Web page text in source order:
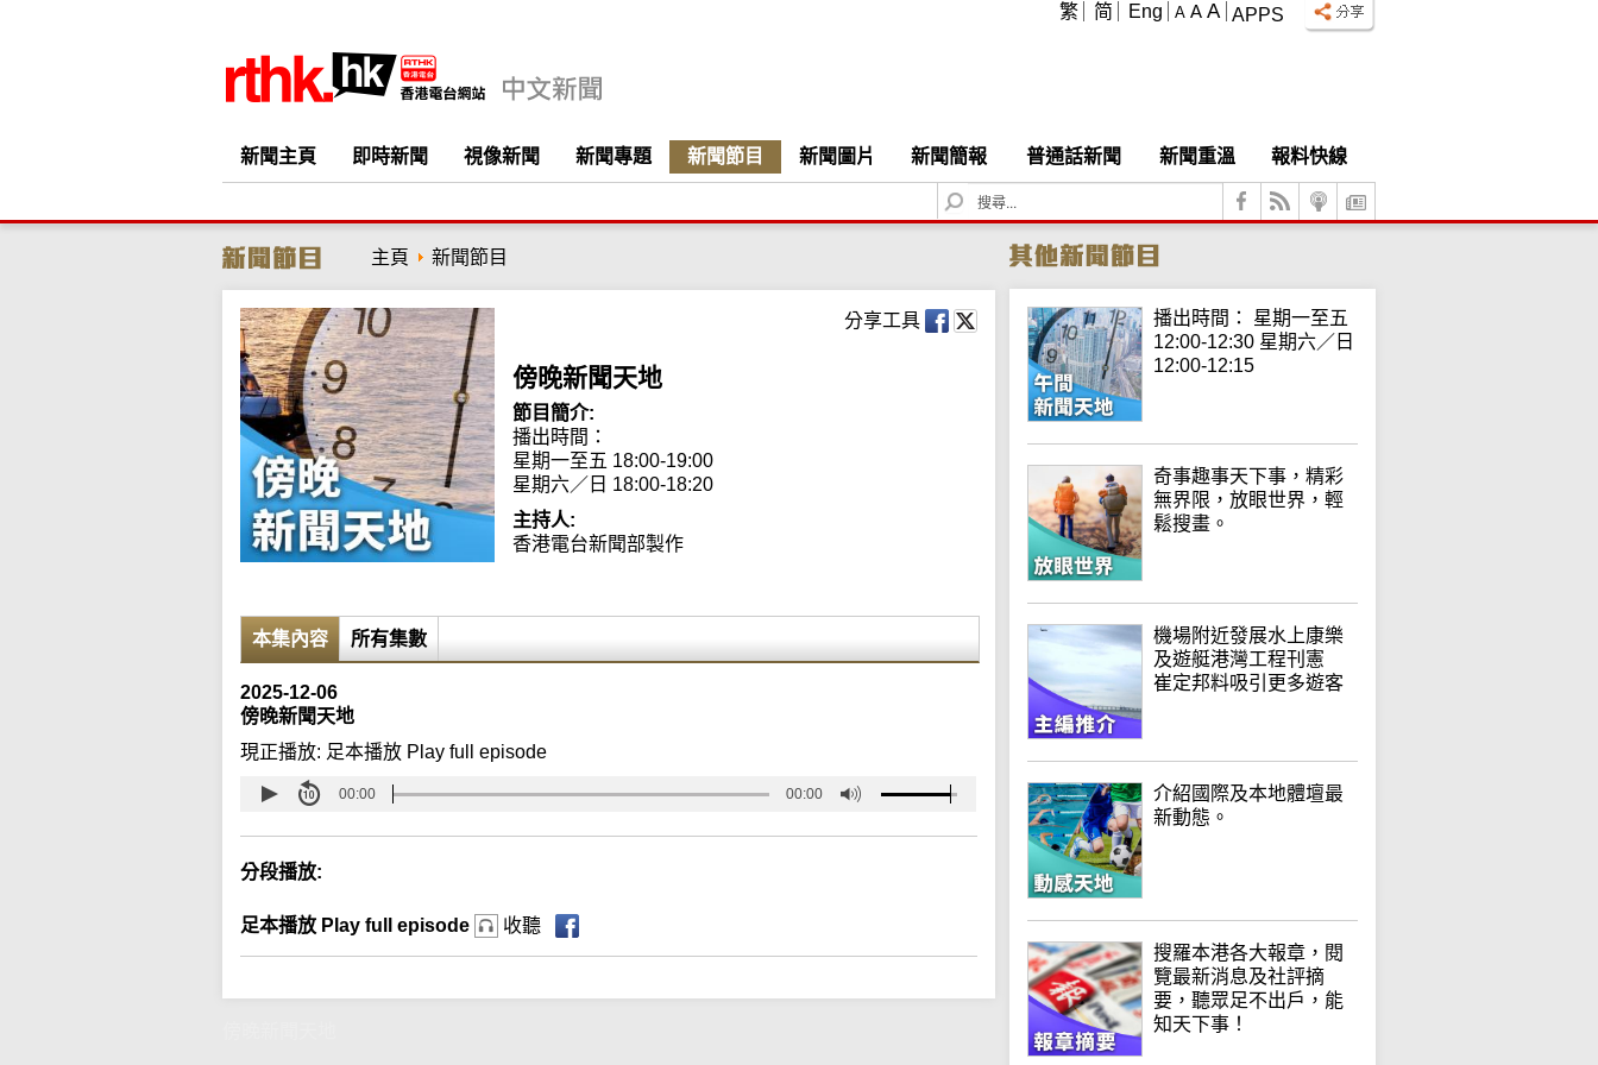
APPS
A A A
繁 简 Eng
新聞主頁 即時新聞 視像新聞 新聞專題 新聞節目 新聞圖片 新聞簡報 普通話新聞 新聞重溫
報料快線
S
e
c
h
主頁 新聞節目
分享工具
傍晚新聞天地
節目簡介:
播出時間：
星期一至五 18:00-19:00
星期六／日 18:00-18:20
主持人:
香港電台新聞部製作
本集內容 所有集數
2025-12-06
傍晚新聞天地
現正播放: 足本播放 Play full episode
00:00 00:00
分段播放:
足本播放 Play full episode 收聽
播出時間： 星期一至五
12:00-12:30 星期六／日
12:00-12:15
奇事趣事天下事，精彩
無界限，放眼世界，輕
鬆搜畫。
機場附近發展水上康樂
及遊艇港灣工程刊憲
崔定邦料吸引更多遊客
介紹國際及本地體壇最
新動態。
搜羅本港各大報章，閱
覽最新消息及社評摘
要，聽眾足不出戶，能
知天下事！